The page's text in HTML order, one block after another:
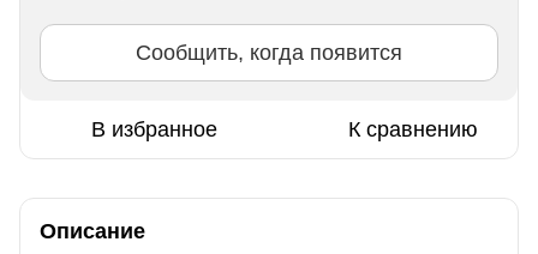
Сообщить, когда появится
В избранное К сравнению
Описание